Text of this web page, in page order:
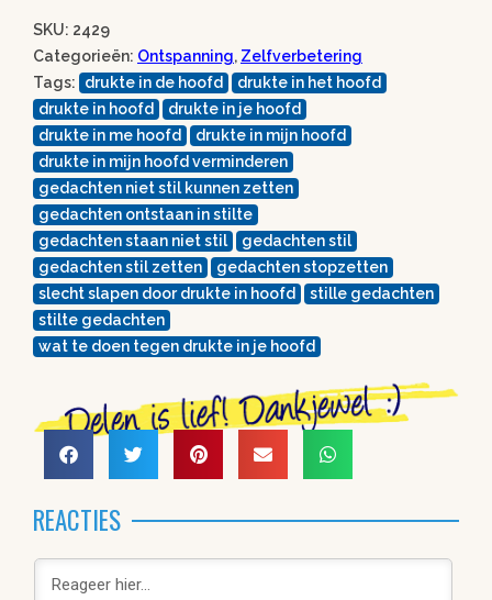
SKU: 2429
Categorieën: Ontspanning, Zelfverbetering
Tags:
drukte in de hoofd
drukte in het hoofd
drukte in hoofd
drukte in je hoofd
drukte in me hoofd
drukte in mijn hoofd
drukte in mijn hoofd verminderen
gedachten niet stil kunnen zetten
gedachten ontstaan in stilte
gedachten staan niet stil
gedachten stil
gedachten stil zetten
gedachten stopzetten
slecht slapen door drukte in hoofd
stille gedachten
stilte gedachten
wat te doen tegen drukte in je hoofd
REACTIES